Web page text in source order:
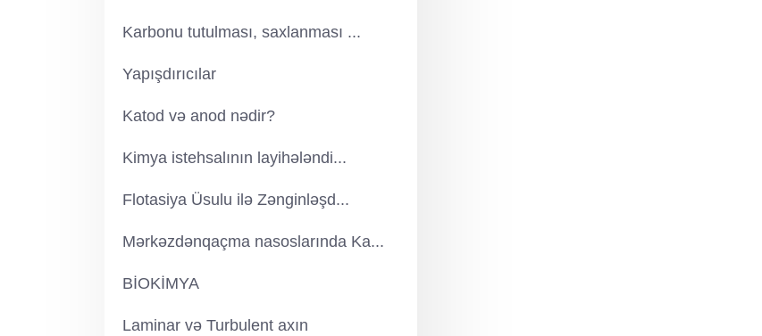
Karbonu tutulması, saxlanması ...
Yapışdırıcılar
Katod və anod nədir?
Kimya istehsalının layihələndi...
Flotasiya Üsulu ilə Zənginləşd...
Mərkəzdənqaçma nasoslarında Ka...
BİOKİMYA
Laminar və Turbulent axın